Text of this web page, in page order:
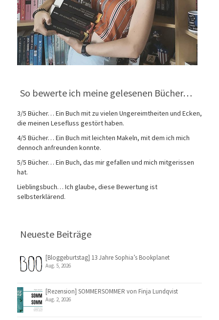
So bewerte ich meine gelesenen Bücher…
3/5 Bücher… Ein Buch mit zu vielen Ungereimtheiten und Ecken,
die meinen Lesefluss gestört haben.
4/5 Bücher… Ein Buch mit leichten Makeln, mit dem ich mich
dennoch anfreunden konnte.
5/5 Bücher… Ein Buch, das mir gefallen und mich mitgerissen
hat.
Lieblingsbuch… Ich glaube, diese Bewertung ist
selbsterklärend.
Neueste Beiträge
[Bloggeburtstag] 13 Jahre Sophia’s Bookplanet
Aug. 5, 2026
[Rezension] SOMMERSOMMER von Finja Lundqvist
Aug. 2, 2026